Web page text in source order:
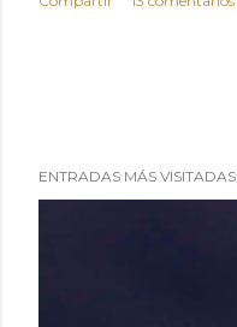
ENTRADAS MÁS VISITADAS